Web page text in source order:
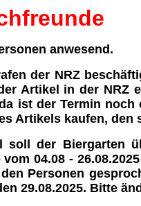
anwesend.
der NRZ
Artikel in der
ist der Termin
Artikels kaufen,
der Biergarten
04.08 -
Personen
29.08.2025. Bitte